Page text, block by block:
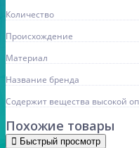
Количество
Происхождение
Материал
Название бренда
Содержит вещества высокой
Похожие товары
Быстрый просмотр